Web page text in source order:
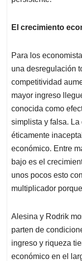
El crecimiento
Para los
una desregulación
competitividad
mayor ingreso
conocida como
simplista y falsa.
éticamente
económico. Entre
bajo es el
unos pocos esto
multiplicador
Alesina y Rodrik
parten de
ingreso y riqueza
económico en el